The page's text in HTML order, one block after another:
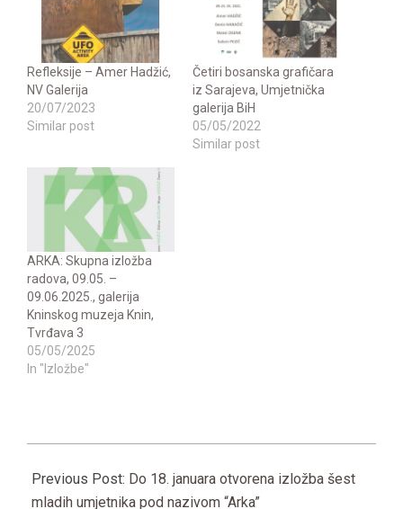
Refleksije – Amer Hadžić,
NV Galerija
20/07/2023
Similar post
Četiri bosanska grafičara
iz Sarajeva, Umjetnička
galerija BiH
05/05/2022
Similar post
ARKA: Skupna izložba
radova, 09.05. –
09.06.2025., galerija
Kninskog muzeja Knin,
Tvrđava 3
05/05/2025
In "Izložbe"
01-
15
Previous Post: Do 18. januara otvorena izložba šest
mladih umjetnika pod nazivom “Arka”